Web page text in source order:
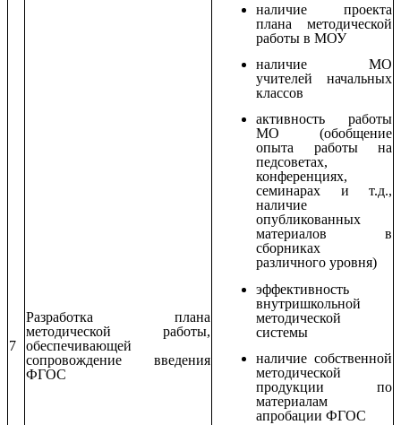
7
Разработка плана
методической работы,
обеспечивающей
сопровождение введения
ФГОС
наличие проекта
плана методической
работы в МОУ
наличие МО
учителей начальных
классов
активность работы
МО (обобщение
опыта работы на
педсоветах,
конференциях,
семинарах и т.д.,
наличие
опубликованных
материалов в
сборниках
различного уровня)
эффективность
внутришкольной
методической
системы
наличие собственной
методической
продукции по
материалам
апробации ФГОС